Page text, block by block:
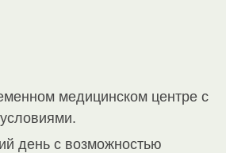
медицинском центре с
день с возможностью